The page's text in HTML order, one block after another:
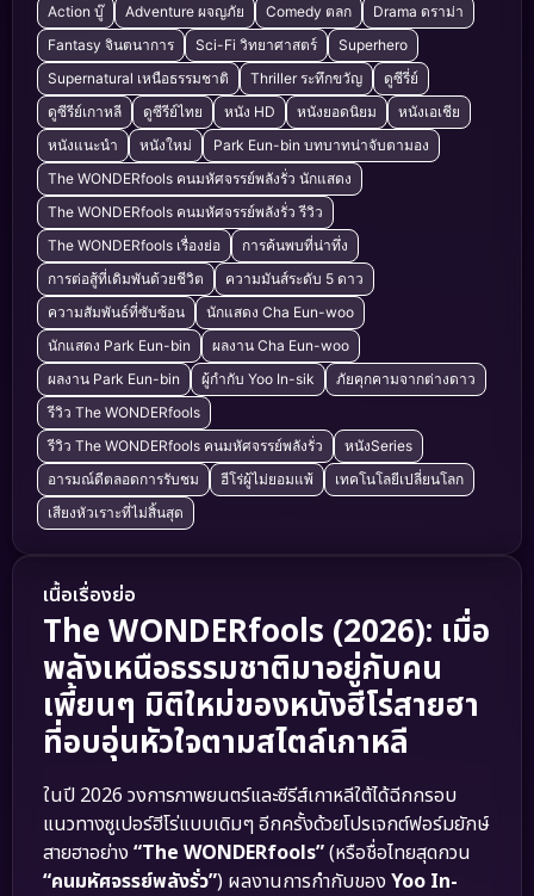
Action บู๊ Adventure ผจญภัย Comedy ตลก
Drama ดราม่า
Fantasy จินตนาการ
Sci-Fi วิทยาศาสตร์
Superhero
Supernatural เหนือธรรมชาติ
Thriller ระทึกขวัญ
ดูซีรี่ย์
ดูซีรีย์เกาหลี
ดูซีรีย์ไทย หนัง HD หนังยอดนิยม
หนังเอเชีย
หนังแนะนำ
หนังใหม่
Park Eun-bin บทบาทน่าจับตามอง
The WONDERfools คนมหัศจรรย์พลังรั่ว นักแสดง
The WONDERfools คนมหัศจรรย์พลังรั่ว รีวิว
The WONDERfools เรื่องย่อ
การค้นพบที่น่าทึ่ง
การต่อสู้ที่เดิมพันด้วยชีวิต
ความมันส์ระดับ 5 ดาว
ความสัมพันธ์ที่ซับซ้อน
นักแสดง Cha Eun-woo
นักแสดง Park Eun-bin
ผลงาน Cha Eun-woo
ผลงาน Park Eun-bin
ผู้กำกับ Yoo In-sik
ภัยคุกคามจากต่างดาว
รีวิว The WONDERfools
รีวิว The WONDERfools คนมหัศจรรย์พลังรั่ว
หนังSeries
อารมณ์ดีตลอดการรับชม
ฮีโร่ผู้ไม่ยอมแพ้
เทคโนโลยีเปลี่ยนโลก
เสียงหัวเราะที่ไม่สิ้นสุด
เนื้อเรื่องย่อ
The WONDERfools (2026): เมื่อ
พลังเหนือธรรมชาติมาอยู่กับคน
เพี้ยนๆ มิติใหม่ของหนังฮีโร่สายฮา
ที่อบอุ่นหัวใจตามสไตล์เกาหลี
ในปี 2026 วงการภาพยนตร์และซีรีส์เกาหลีใต้ได้ฉีกกรอบ
แนวทางซูเปอร์ฮีโร่แบบเดิมๆ อีกครั้งด้วยโปรเจกต์ฟอร์มยักษ์
สายฮาอย่าง “The WONDERfools”(หรือชื่อไทยสุดกวน
“คนมหัศจรรย์พลังรั่ว”) ผลงานการกำกับของ Yoo In-